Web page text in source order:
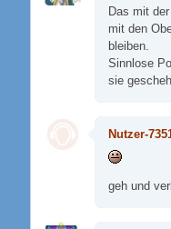
Das mit
mit den
bleiben.
Sinnlose
sie
Nutzer-
geh und